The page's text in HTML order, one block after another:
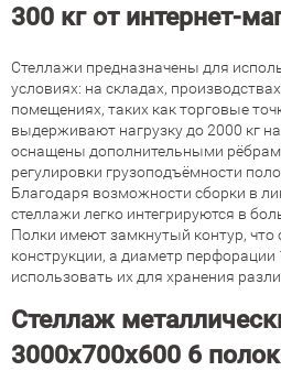
300 кг от интернет-
Стеллажи предназначены для
условиях: на складах,
помещениях, таких как торговые
выдерживают нагрузку до 2000 кг
оснащены дополнительными
регулировки грузоподъёмности
Благодаря возможности сборки в
стеллажи легко интегрируются в
Полки имеют замкнутый контур, что
конструкции, а диаметр
использовать их для хранения
Стеллаж
3000х700х600 6